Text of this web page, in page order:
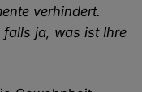
verhindert.
falls ja, was ist Ihre